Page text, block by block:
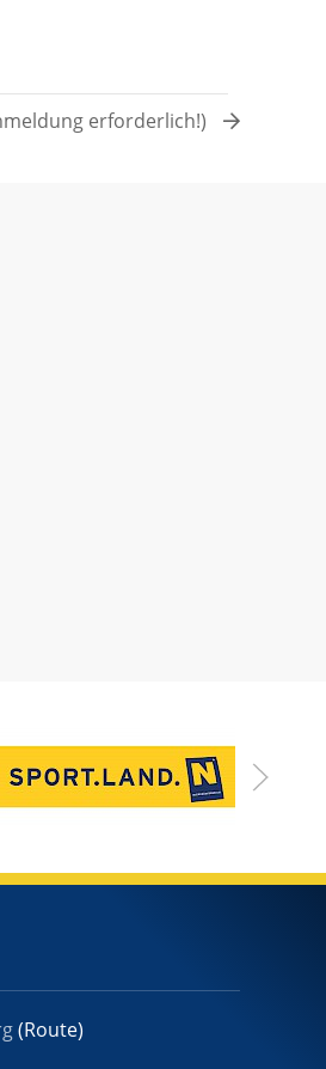
erforderlich!)
(Route)